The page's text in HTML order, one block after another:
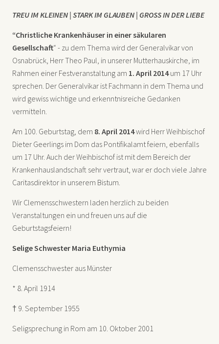
TREUIMKLEINEN | STARKIM GLAUBEN | GROSSINDERLIEBE
“Christliche Krankenhäuser in einer säkularen
Gesellschaft“ - zu dem Thema wird der Generalvikar von
Osnabrück, Herr Theo Paul, in unserer Mutterhauskirche, im
Rahmen einer Festveranstaltung am 1. April 2014um 17 Uhr
sprechen. Der Generalvikar ist Fachmann in dem Thema und
wird gewiss wichtige und erkenntnisreiche Gedanken
vermitteln.
Am 100. Geburtstag, dem 8. April 2014wird Herr Weihbischof
Dieter Geerlings im Dom das Pontifikalamt feiern, ebenfalls
um 17 Uhr. Auch der Weihbischof ist mit dem Bereich der
Krankenhauslandschaft sehr vertraut, war er doch viele Jahre
Caritasdirektor in unserem Bistum.
Wir Clemensschwestern laden herzlich zu beiden
Veranstaltungen ein und freuen uns auf die
Geburtstagsfeiern!
Selige Schwester Maria Euthymia
Clemensschwester aus Münster
* 8. April 1914
† 9. September 1955
Seligsprechung in Rom am 10. Oktober 2001